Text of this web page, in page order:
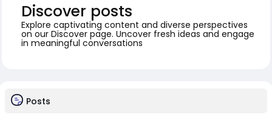
Discover posts
Explore captivating content and diverse perspectives
on our Discover page. Uncover fresh ideas and engage
in meaningful conversations
Posts